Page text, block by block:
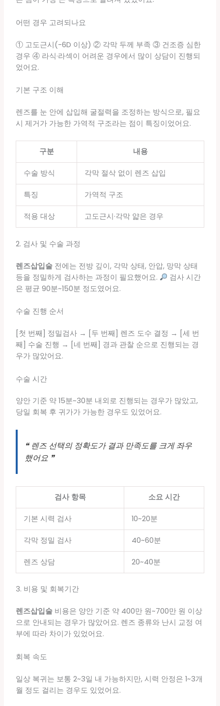
어떤 경우 고려되나요
① 고도근시(-6D 이상) ② 각막 두께 부족 ③ 건조증 심한
경우 ④ 라식·라섹이 어려운 경우에서 많이 상담이 진행되
었어요.
기본 구조 이해
렌즈를 눈 안에 삽입해 굴절력을 조정하는 방식으로, 필요
시 제거가 가능한 가역적 구조라는 점이 특징이었어요.
구분 내용
수술 방식 각막 절삭 없이 렌즈 삽입
특징 가역적 구조
적용 대상 고도근시·각막 얇은 경우
2. 검사 및 수술 과정
렌즈삽입술전에는 전방 깊이, 각막 상태, 안압, 망막 상태
등을 정밀하게 검사하는 과정이 필요했어요.
검사 시간
은 평균 90분~150분 정도였어요.
수술 진행 순서
[첫 번째] 정밀검사 → [두 번째] 렌즈 도수 결정 → [세 번
째] 수술 진행 → [네 번째] 경과 관찰 순으로 진행되는 경
우가 많았어요.
수술 시간
양안 기준 약 15분~30분 내외로 진행되는 경우가 많았고,
당일 회복 후 귀가가 가능한 경우도 있었어요.
❝ 렌즈 선택의 정확도가 결과 만족도를 크게 좌우
했어요 ❞
검사 항목 소요 시간
기본 시력 검사 10~20분
각막 정밀 검사 40~60분
렌즈 상담 20~40분
3. 비용 및 회복기간
렌즈삽입술비용은 양안 기준 약 400만 원~700만 원 이상
으로 안내되는 경우가 많았어요. 렌즈 종류와 난시 교정 여
부에 따라 차이가 있었어요.
회복 속도
일상 복귀는 보통 2~3일 내 가능하지만, 시력 안정은 1~3개
월 정도 걸리는 경우도 있었어요.